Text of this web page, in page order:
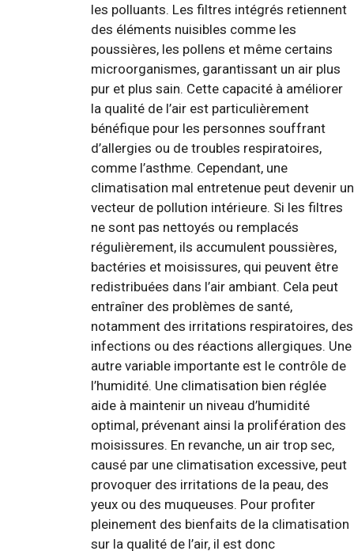
les polluants. Les filtres intégrés retiennent
des éléments nuisibles comme les
poussières, les pollens et même certains
microorganismes, garantissant un air plus
pur et plus sain. Cette capacité à améliorer
la qualité de l’air est particulièrement
bénéfique pour les personnes souffrant
d’allergies ou de troubles respiratoires,
comme l’asthme. Cependant, une
climatisation mal entretenue peut devenir un
vecteur de pollution intérieure. Si les filtres
ne sont pas nettoyés ou remplacés
régulièrement, ils accumulent poussières,
bactéries et moisissures, qui peuvent être
redistribuées dans l’air ambiant. Cela peut
entraîner des problèmes de santé,
notamment des irritations respiratoires, des
infections ou des réactions allergiques. Une
autre variable importante est le contrôle de
l’humidité. Une climatisation bien réglée
aide à maintenir un niveau d’humidité
optimal, prévenant ainsi la prolifération des
moisissures. En revanche, un air trop sec,
causé par une climatisation excessive, peut
provoquer des irritations de la peau, des
yeux ou des muqueuses. Pour profiter
pleinement des bienfaits de la climatisation
sur la qualité de l’air, il est donc